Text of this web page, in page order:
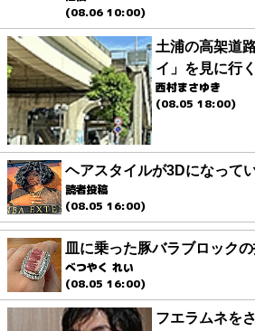
(08.06 10:00)
土浦の高架道
イ」を見に行
西村まさゆき
(08.05 18:00)
ヘアスタイルが3Dになって
読者投稿
(08.05 16:00)
皿に乗った豚バラブロック
べつやく れい
(08.05 16:00)
フエラムネを